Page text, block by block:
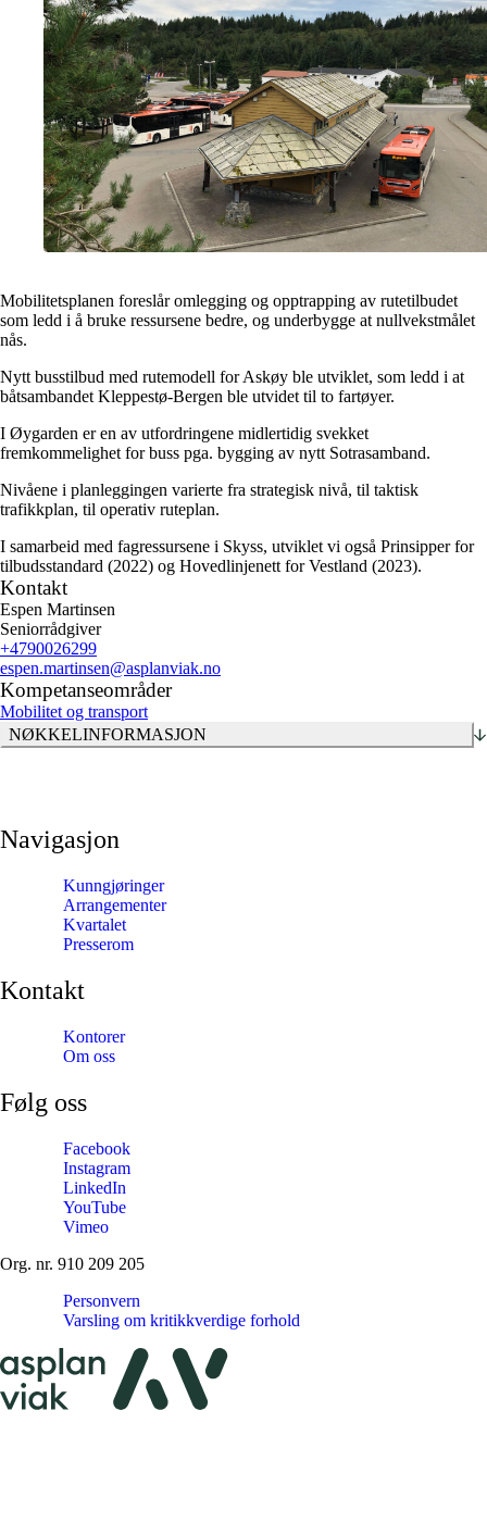
Mobilitetsplanen foreslår omlegging og opptrapping av rutetilbudet
som ledd i å bruke ressursene bedre, og underbygge at nullvekstmålet
nås.
Nytt busstilbud med rutemodell for Askøy ble utviklet, som ledd i at
båtsambandet Kleppestø-Bergen ble utvidet til to fartøyer.
I Øygarden er en av utfordringene midlertidig svekket
fremkommelighet for buss pga. bygging av nytt Sotrasamband.
Nivåene i planleggingen varierte fra strategisk nivå, til taktisk
trafikkplan, til operativ ruteplan.
I samarbeid med fagressursene i Skyss, utviklet vi også Prinsipper for
tilbudsstandard (2022) og Hovedlinjenett for Vestland (2023).
Kontakt
Espen Martinsen
Seniorrådgiver
+4790026299
espen.martinsen@asplanviak.no
Kompetanseområder
Mobilitet og transport
NØKKELINFORMASJON
Navigasjon
Kunngjøringer
Arrangementer
Kvartalet
Presserom
Kontakt
Kontorer
Om oss
Følg oss
Facebook
Instagram
LinkedIn
YouTube
Vimeo
Org. nr. 910 209 205
Personvern
Varsling om kritikkverdige forhold